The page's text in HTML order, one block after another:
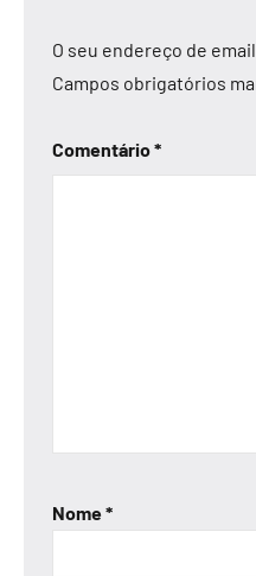
O seu endereço de
Campos obrigatórios
Comentário*
Nome*